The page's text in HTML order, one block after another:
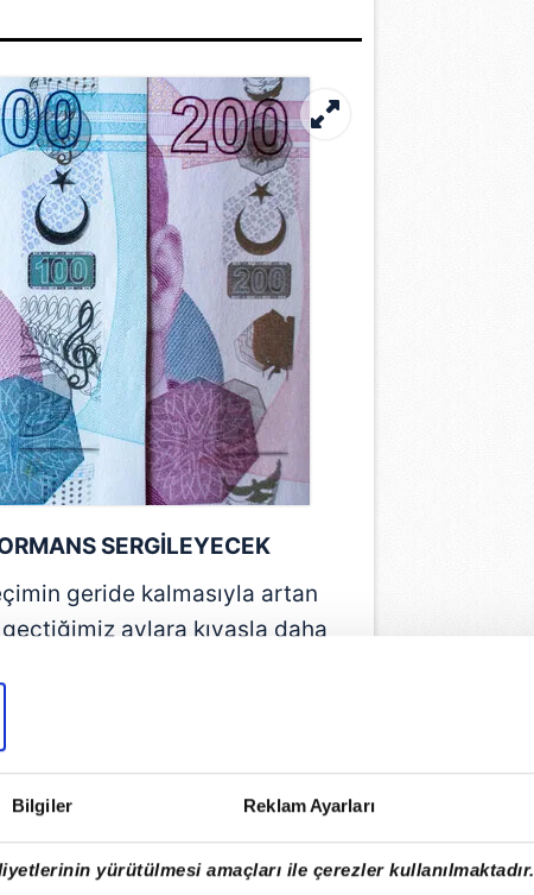
Bilgiler Reklam Ayarları
yürütülmesi amaçları ile çerezler kullanılmaktadır.
SERGİLEYECEK
geride kalmasıyla artan
geçtiğimiz aylara kıyasla daha
İÇİN TIKLAYIN